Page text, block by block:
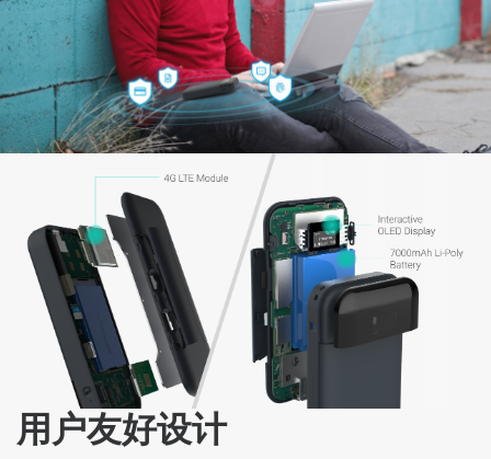
用户友好设计